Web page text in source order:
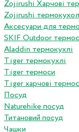
Zojirushi Харчові
Zojirushi
Аксесуари для
SKIF Outdoor
Aladdin термокухлі
Tiger термокухлі
Tiger термоси
Tiger харчові
Посуд
Naturehike посуд
Титановий посуд
Чашки